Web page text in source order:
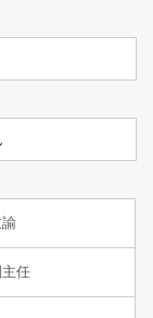
任